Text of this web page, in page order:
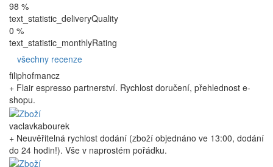
98 %
text_statistic_deliveryQuality
0 %
text_statistic_monthlyRating
všechny recenze
filiphofmancz
+ Flair espresso partnerství. Rychlost doručení, přehlednost e-
shopu.
vaclavkabourek
+ Neuvěřitelná rychlost dodání (zboží objednáno ve 13:00, dodání
do 24 hodin!). Vše v naprostém pořádku.